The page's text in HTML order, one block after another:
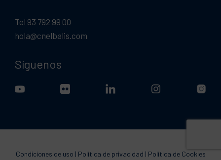
Tel 93 792 99 00
hola@cnelbalis.com
Síguenos
Condiciones de uso | Política de privacidad | Política de Cookies